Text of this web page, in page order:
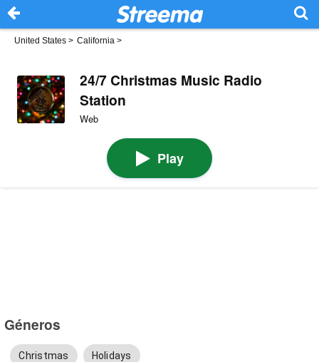
United States > California >
24/7 Christmas Music Radio
Station
Web
Play
Géneros
Christmas Holidays